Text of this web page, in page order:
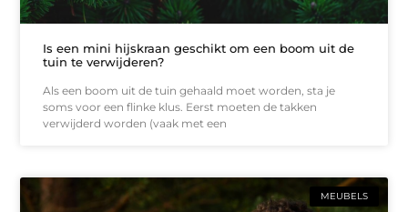
Is een mini hijskraan geschikt om een boom uit de
tuin te verwijderen?
Als een boom uit de tuin gehaald moet worden, sta je
soms voor een flinke klus. Eerst moeten de takken
verwijderd worden (vaak met een
MEUBELS